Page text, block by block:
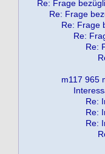
Re: Frage
Re: Frage
Re: Frage
Re:
Re:
m117 965
Re:
Re:
Re: